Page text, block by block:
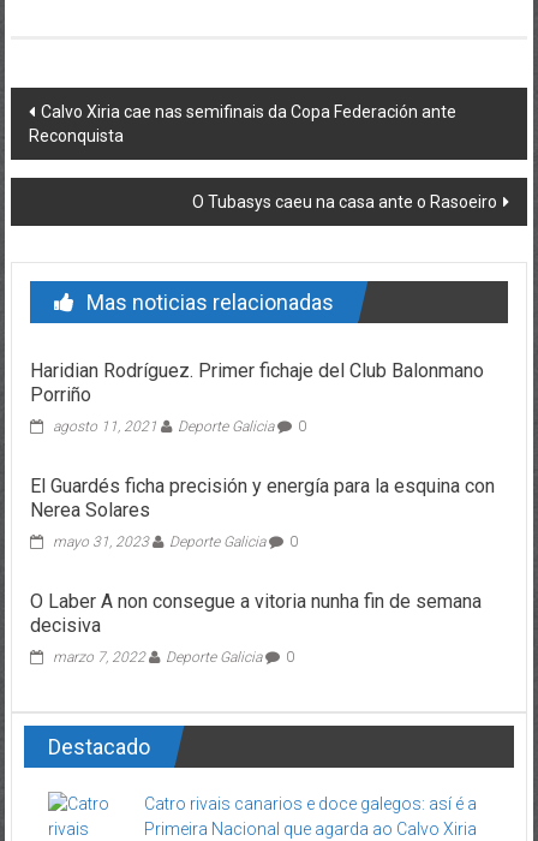
Post navigation
Calvo Xiria cae nas semifinais da Copa Federación ante
Reconquista
O Tubasys caeu na casa ante o Rasoeiro
Mas noticias relacionadas
Haridian Rodríguez. Primer fichaje del Club Balonmano
Porriño
agosto 11, 2021 Deporte Galicia 0
El Guardés ficha precisión y energía para la esquina con
Nerea Solares
mayo 31, 2023 Deporte Galicia 0
O Laber A non consegue a vitoria nunha fin de semana
decisiva
marzo 7, 2022 Deporte Galicia 0
Destacado
Catro rivais canarios e doce galegos: así é a
Primeira Nacional que agarda ao Calvo Xiria